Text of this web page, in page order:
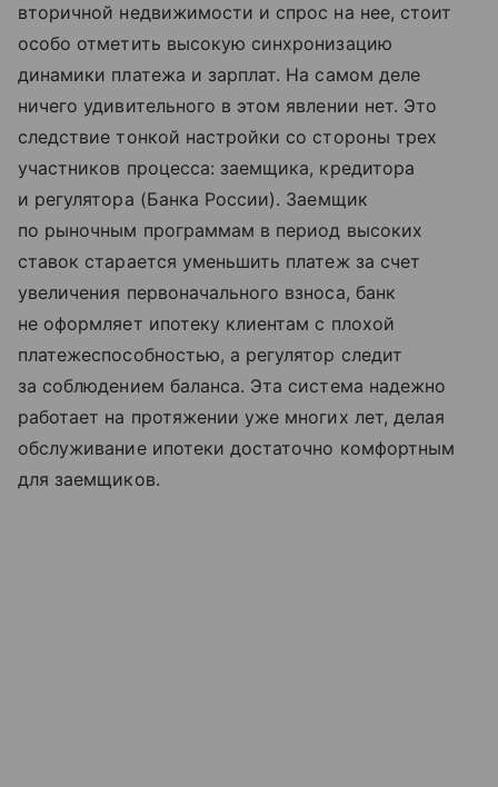
вторичной недвижимости и спрос на нее, стоит
особо отметить высокую синхронизацию
динамики платежа и зарплат. На самом деле
ничего удивительного в этом явлении нет. Это
следствие тонкой настройки со стороны трех
участников процесса: заемщика, кредитора
и регулятора (Банка России). Заемщик
по рыночным программам в период высоких
ставок старается уменьшить платеж за счет
увеличения первоначального взноса, банк
не оформляет ипотеку клиентам с плохой
платежеспособностью, а регулятор следит
за соблюдением баланса. Эта система надежно
работает на протяжении уже многих лет, делая
обслуживание ипотеки достаточно комфортным
для заемщиков.